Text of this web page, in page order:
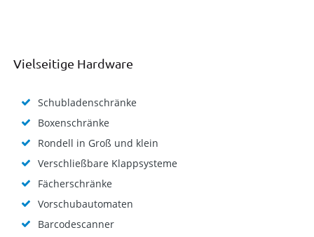
Vielseitige Hardware
Schubladenschränke
Boxenschränke
Rondell in Groß und klein
Verschließbare Klappsysteme
Fächerschränke
Vorschubautomaten
Barcodescanner